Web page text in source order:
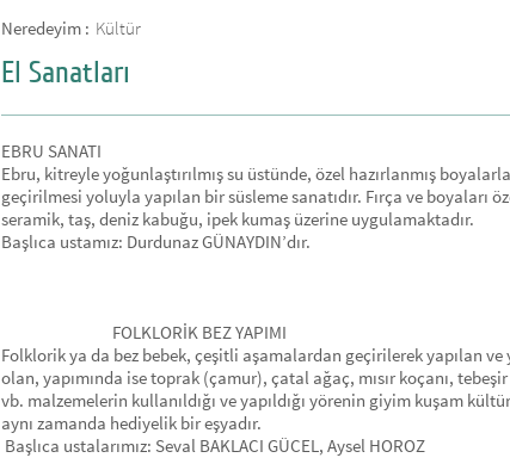
Neredeyim : Kültür
El Sanatları
EBRU SANATI
Ebru, kitreyle yoğunlaştırılmış su üstünde, özel hazırlanmış
geçirilmesi yoluyla yapılan bir süsleme sanatıdır. Fırça ve boyaları
seramik, taş, deniz kabuğu, ipek kumaş üzerine uygulamaktadır.
Başlıca ustamız: Durdunaz GÜNAYDIN’dır.
FOLKLORİK BEZ YAPIMI
Folklorik ya da bez bebek, çeşitli aşamalardan geçirilerek yapılan
olan, yapımında ise toprak (çamur), çatal ağaç, mısır koçanı,
vb. malzemelerin kullanıldığı ve yapıldığı yörenin giyim kuşam
aynı zamanda hediyelik bir eşyadır.
Başlıca ustalarımız: Seval BAKLACI GÜCEL, Aysel HOROZ